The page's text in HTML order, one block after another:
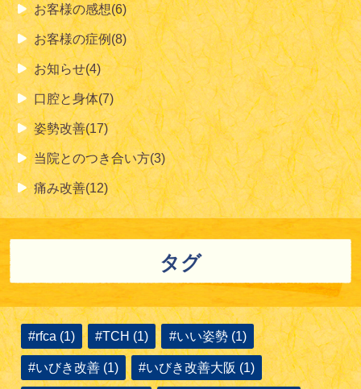
お客様の感想(6)
お客様の症例(8)
お知らせ(4)
口腔と身体(7)
姿勢改善(17)
当院とのつき合い方(3)
痛み改善(12)
タグ
#rfca (1) #TCH (1) #いい姿勢 (1)
#いびき改善 (1) #いびき改善大阪 (1)